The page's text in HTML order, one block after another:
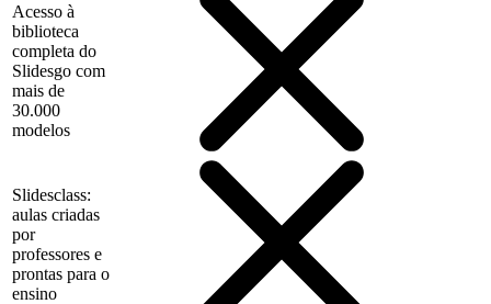
Acesso à
biblioteca
completa do
Slidesgo com
mais de
30.000
modelos
Slidesclass:
aulas criadas
por
professores e
prontas para o
ensino